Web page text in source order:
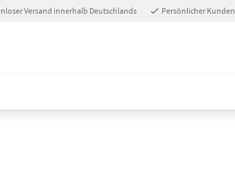
Versand innerhalb Deutschlands Persönlicher